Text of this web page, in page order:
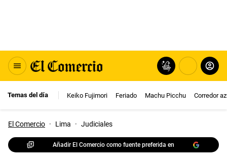
Temas del día Keiko Fujimori Feriado Machu Picchu Corredor
El Comercio · Lima · Judiciales
Añadir El Comercio como fuente preferida en